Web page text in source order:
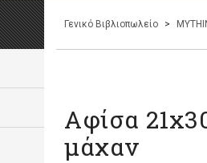
Γενικό Βιβλιοπωλείο >
Αφίσα
μάχαν